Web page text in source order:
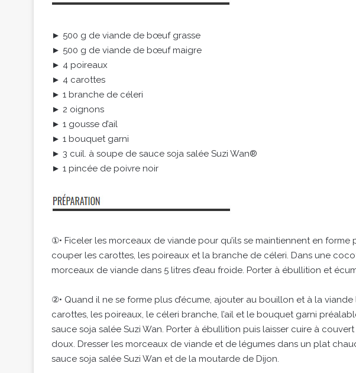
► 500 g de viande de bœuf grasse
► 500 g de viande de bœuf maigre
► 4 poireaux
► 4 carottes
► 1 branche de céleri
► 2 oignons
► 1 gousse d’ail
► 1 bouquet garni
► 3 cuil. à soupe de sauce soja salée Suzi Wan®
► 1 pincée de poivre noir
①• Ficeler les morceaux de viande pour qu’ils se maintiennent en
couper les carottes, les poireaux et la branche de céleri. Dans une
morceaux de viande dans 5 litres d’eau froide. Porter à ébullition et
②• Quand il ne se forme plus d’écume, ajouter au bouillon et à la
carottes, les poireaux, le céleri branche, l’ail et le bouquet garni
sauce soja salée Suzi Wan. Porter à ébullition puis laisser cuire à
doux. Dresser les morceaux de viande et de légumes dans un plat
sauce soja salée Suzi Wan et de la moutarde de Dijon.